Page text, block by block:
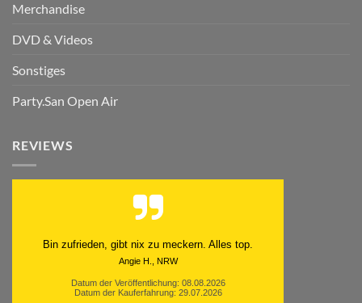
Merchandise
DVD & Videos
Sonstiges
Party.San Open Air
REVIEWS
Schnell. Zuverlässig. Klasse.
Datum der Veröffentlichung: 05.08.2026
Datum der Kauferfahrung: 29.07.2026